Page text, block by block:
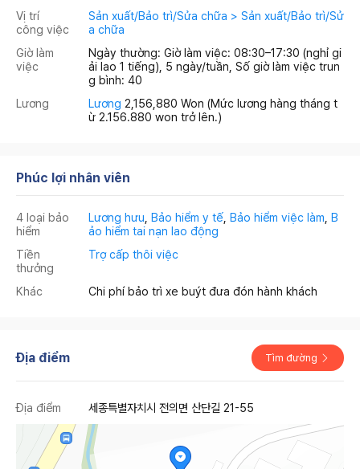
Vị trí
công việc
Sản xuất/Bảo trì/Sửa chữa > Sản xuất/Bảo trì/Sử
a chữa
Giờ làm
việc
Ngày thường: Giờ làm việc: 08:30–17:30 (nghỉ gi
ải lao 1 tiếng), 5 ngày/tuần, Số giờ làm việc trun
g bình: 40
Lương
Lương 2,156,880 Won (Mức lương hàng tháng t
ừ 2.156.880 won trở lên.)
Phúc lợi nhân viên
4 loại bảo
hiểm
Lương hưu Bảo hiểm y tế Bảo hiểm việc làm B
ảo hiểm tai nạn lao động
Tiền
thưởng
Trợ cấp thôi việc
Khác Chi phí bảo trì xe buýt đưa đón hành khách
Địa điểm Tìm đường
Địa điểm 세종특별자치시 전의면 산단길 21-55